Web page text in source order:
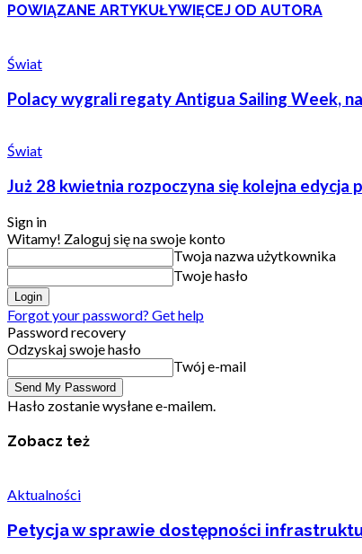
POWIĄZANE ARTYKUŁYWIĘCEJ OD AUTORA
Świat
Polacy wygrali regaty Antigua Sailing Week,
Świat
Już 28 kwietnia rozpoczyna się kolejna
Sign in
Witamy! Zaloguj się na swoje konto
Twoja nazwa użytkownika
Twoje hasło
Forgot your password? Get help
Password recovery
Odzyskaj swoje hasło
Twój e-mail
Hasło zostanie wysłane e-mailem.
Zobacz też
Aktualności
Petycja w sprawie dostępności